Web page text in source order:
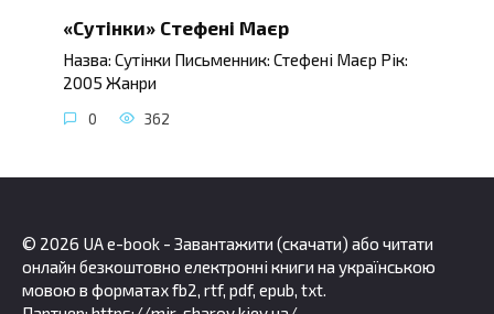
«Сутінки» Стефені Маєр
Назва: Сутінки Письменник: Стефені Маєр Рік:
2005 Жанри
0 362
© 2026 UA e-book - Завантажити (скачати) або читати
онлайн безкоштовно електронні книги на українською
мовою в форматах fb2, rtf, pdf, epub, txt.